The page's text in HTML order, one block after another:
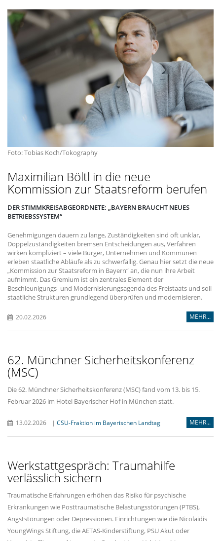
Foto: Tobias Koch/Tokography
Maximilian Böltl in die neue
Kommission zur Staatsreform berufen
DER STIMMKREISABGEORDNETE: „BAYERN BRAUCHT NEUES
BETRIEBSSYSTEM“
Genehmigungen dauern zu lange, Zuständigkeiten sind oft unklar,
Doppelzuständigkeiten bremsen Entscheidungen aus, Verfahren
wirken kompliziert – viele Bürger, Unternehmen und Kommunen
erleben staatliche Abläufe als zu schwerfällig. Genau hier setzt die neue
Kommission zur Staatsreform in Bayern“ an, die nun ihre Arbeit
aufnimmt. Das Gremium ist ein zentrales Element der
Beschleunigungs- und Modernisierungsagenda des Freistaats und soll
staatliche Strukturen grundlegend überprüfen und modernisieren.
20.02.2026 MEHR...
62. Münchner Sicherheitskonferenz
(MSC)
Die 62. Münchner Sicherheitskonferenz (MSC) fand vom 13. bis 15.
Februar 2026 im Hotel Bayerischer Hof in München statt.
13.02.2026 | CSU-Fraktion im Bayerischen Landtag MEHR...
Werkstattgespräch: Traumahilfe
verlässlich sichern
Traumatische Erfahrungen erhöhen das Risiko für psychische
Erkrankungen wie Posttraumatische Belastungsstörungen (PTBS),
Angststörungen oder Depressionen. Einrichtungen wie die Nicolaidis
YoungWings Stiftung, die AETAS-Kinderstiftung, PSU Akut oder